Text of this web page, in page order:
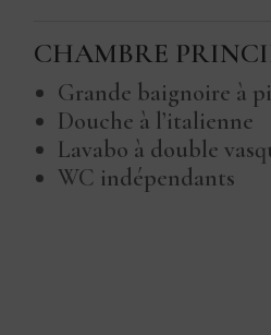
CHAMBRE
Grande baignoire à
Douche à l’italienne
Lavabo à double
WC indépendants